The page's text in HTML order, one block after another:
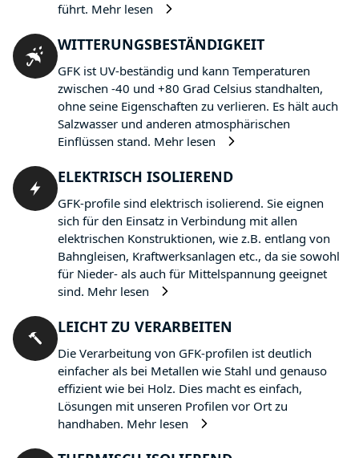
führt. Mehr lesen
WITTERUNGSBESTÄNDIGKEIT
GFK ist UV-beständig und kann Temperaturen
zwischen -40 und +80 Grad Celsius standhalten,
ohne seine Eigenschaften zu verlieren. Es hält auch
Salzwasser und anderen atmosphärischen
Einflüssen stand. Mehr lesen
ELEKTRISCH ISOLIEREND
GFK-profile sind elektrisch isolierend. Sie eignen
sich für den Einsatz in Verbindung mit allen
elektrischen Konstruktionen, wie z.B. entlang von
Bahngleisen, Kraftwerksanlagen etc., da sie sowohl
für Nieder- als auch für Mittelspannung geeignet
sind. Mehr lesen
LEICHT ZU VERARBEITEN
Die Verarbeitung von GFK-profilen ist deutlich
einfacher als bei Metallen wie Stahl und genauso
effizient wie bei Holz. Dies macht es einfach,
Lösungen mit unseren Profilen vor Ort zu
handhaben. Mehr lesen